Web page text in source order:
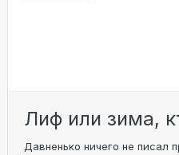
Лиф или зима,
Давненько ничего не писал